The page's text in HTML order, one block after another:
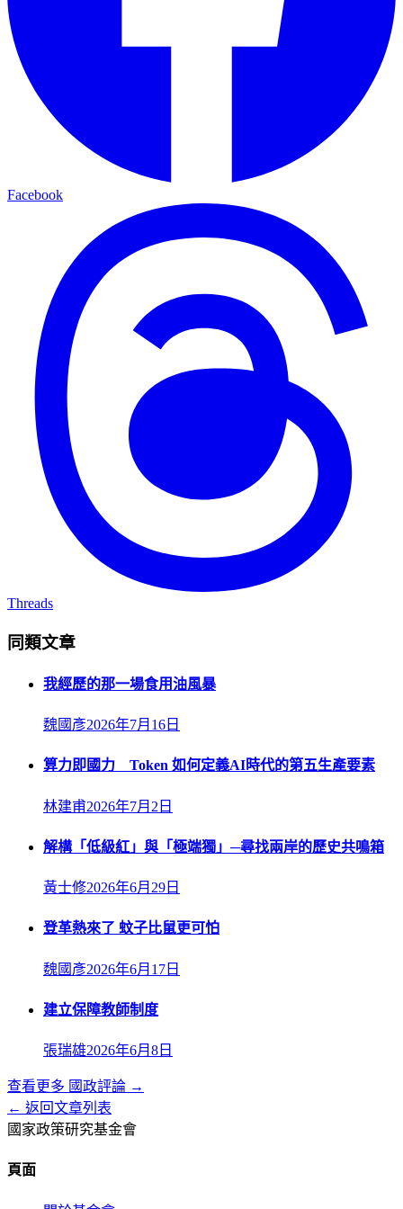
Facebook
Threads
同類文章
我經歷的那一場食用油風暴
魏國彥2026年7月16日
算力即國力 Token 如何定義AI時代的第五生產要素
林建甫2026年7月2日
解構「低級紅」與「極端獨」─尋找兩岸的歷史共鳴箱
黃士修2026年6月29日
登革熱來了 蚊子比鼠更可怕
魏國彥2026年6月17日
建立保障教師制度
張瑞雄2026年6月8日
查看更多 國政評論 →
← 返回文章列表
國家政策研究基金會
頁面